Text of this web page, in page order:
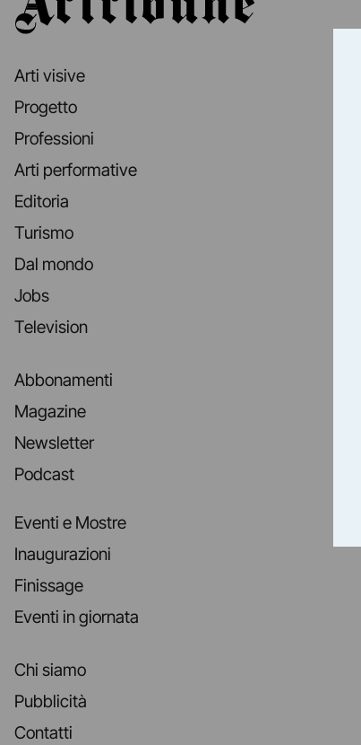
Arti visive
Progetto
Professioni
Arti performative
Editoria
Turismo
Dal mondo
Jobs
Television
Abbonamenti
Magazine
Newsletter
Podcast
Eventi e Mostre
Inaugurazioni
Finissage
Eventi in giornata
Chi siamo
Pubblicità
Contatti